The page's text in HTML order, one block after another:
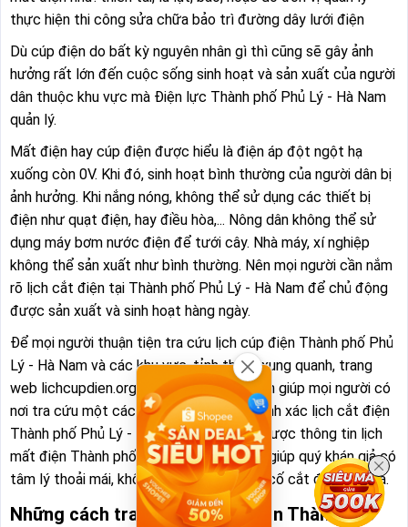
thực hiện thi công sửa chữa bảo trì đường dây lưới điện
Dù cúp điện do bất kỳ nguyên nhân gì thì cũng sẽ gây ảnh
hưởng rất lớn đến cuộc sống sinh hoạt và sản xuất của người
dân thuộc khu vực mà Điện lực Thành phố Phủ Lý - Hà Nam
quản lý.
Mất điện hay cúp điện được hiểu là điện áp đột ngột hạ
xuống còn 0V. Khi đó, sinh hoạt bình thường của người dân bị
ảnh hưởng. Khi nắng nóng, không thể sử dụng các thiết bị
điện như quạt điện, hay điều hòa,... Nông dân không thể sử
dụng máy bơm nước điện để tưới cây. Nhà máy, xí nghiệp
không thể sản xuất như bình thường. Nên mọi người cần nắm
rõ lịch cắt điện tại Thành phố Phủ Lý - Hà Nam để chủ động
được sản xuất và sinh hoạt hàng ngày.
Để mọi người thuận tiện tra cứu lịch cúp điện Thành phố Phủ
Lý - Hà Nam và các khu vực, tỉnh thành xung quanh, trang
web lichcupdien.org ra đời với mong muốn giúp mọi người có
nơi tra cứu một cách nhanh chóng và chính xác lịch cắt điện
Thành phố Phủ Lý - Hà Nam. Khi nắm rõ được thông tin lịch
mất điện Thành phố Phủ Lý - Hà Nam sẽ giúp quý khán giả có
tâm lý thoải mái, không bị bất ngờ khi sự cố cắt điện diễn ra.
Những cách tra cứu lịch cúp điện Thành phố